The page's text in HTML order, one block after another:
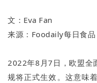
文：Eva Fan
来源：Foodaily每日食
2022年8月7日，欧盟全
规将正式生效。这意味